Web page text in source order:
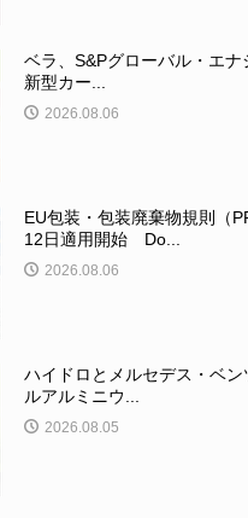
ベラ、S&Pグローバル・エナ
新型カー...
2026.08.06
EU包装・包装廃棄物規則（
12日適用開始 Do...
2026.08.06
ハイドロとメルセデス・ベン
ルアルミニウ...
2026.08.05